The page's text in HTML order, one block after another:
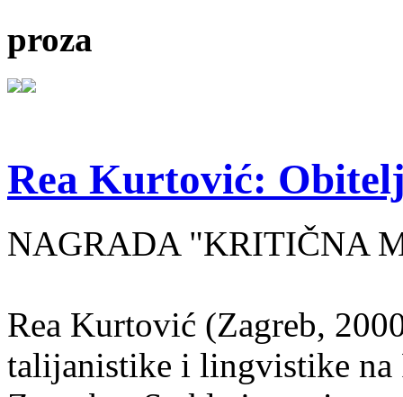
proza
Rea Kurtović:
NAGRADA "KRITIČNA
Rea Kurtović (Zagreb,
talijanistike i lingvistike